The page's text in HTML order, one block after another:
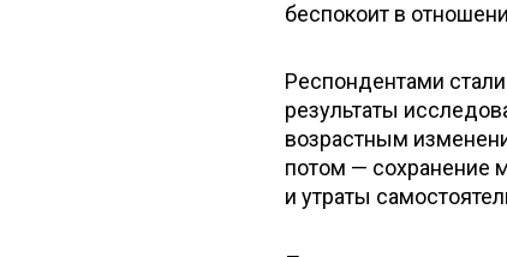
беспокоит в
Респондентами
результаты
возрастным
потом — сохранение
и утраты